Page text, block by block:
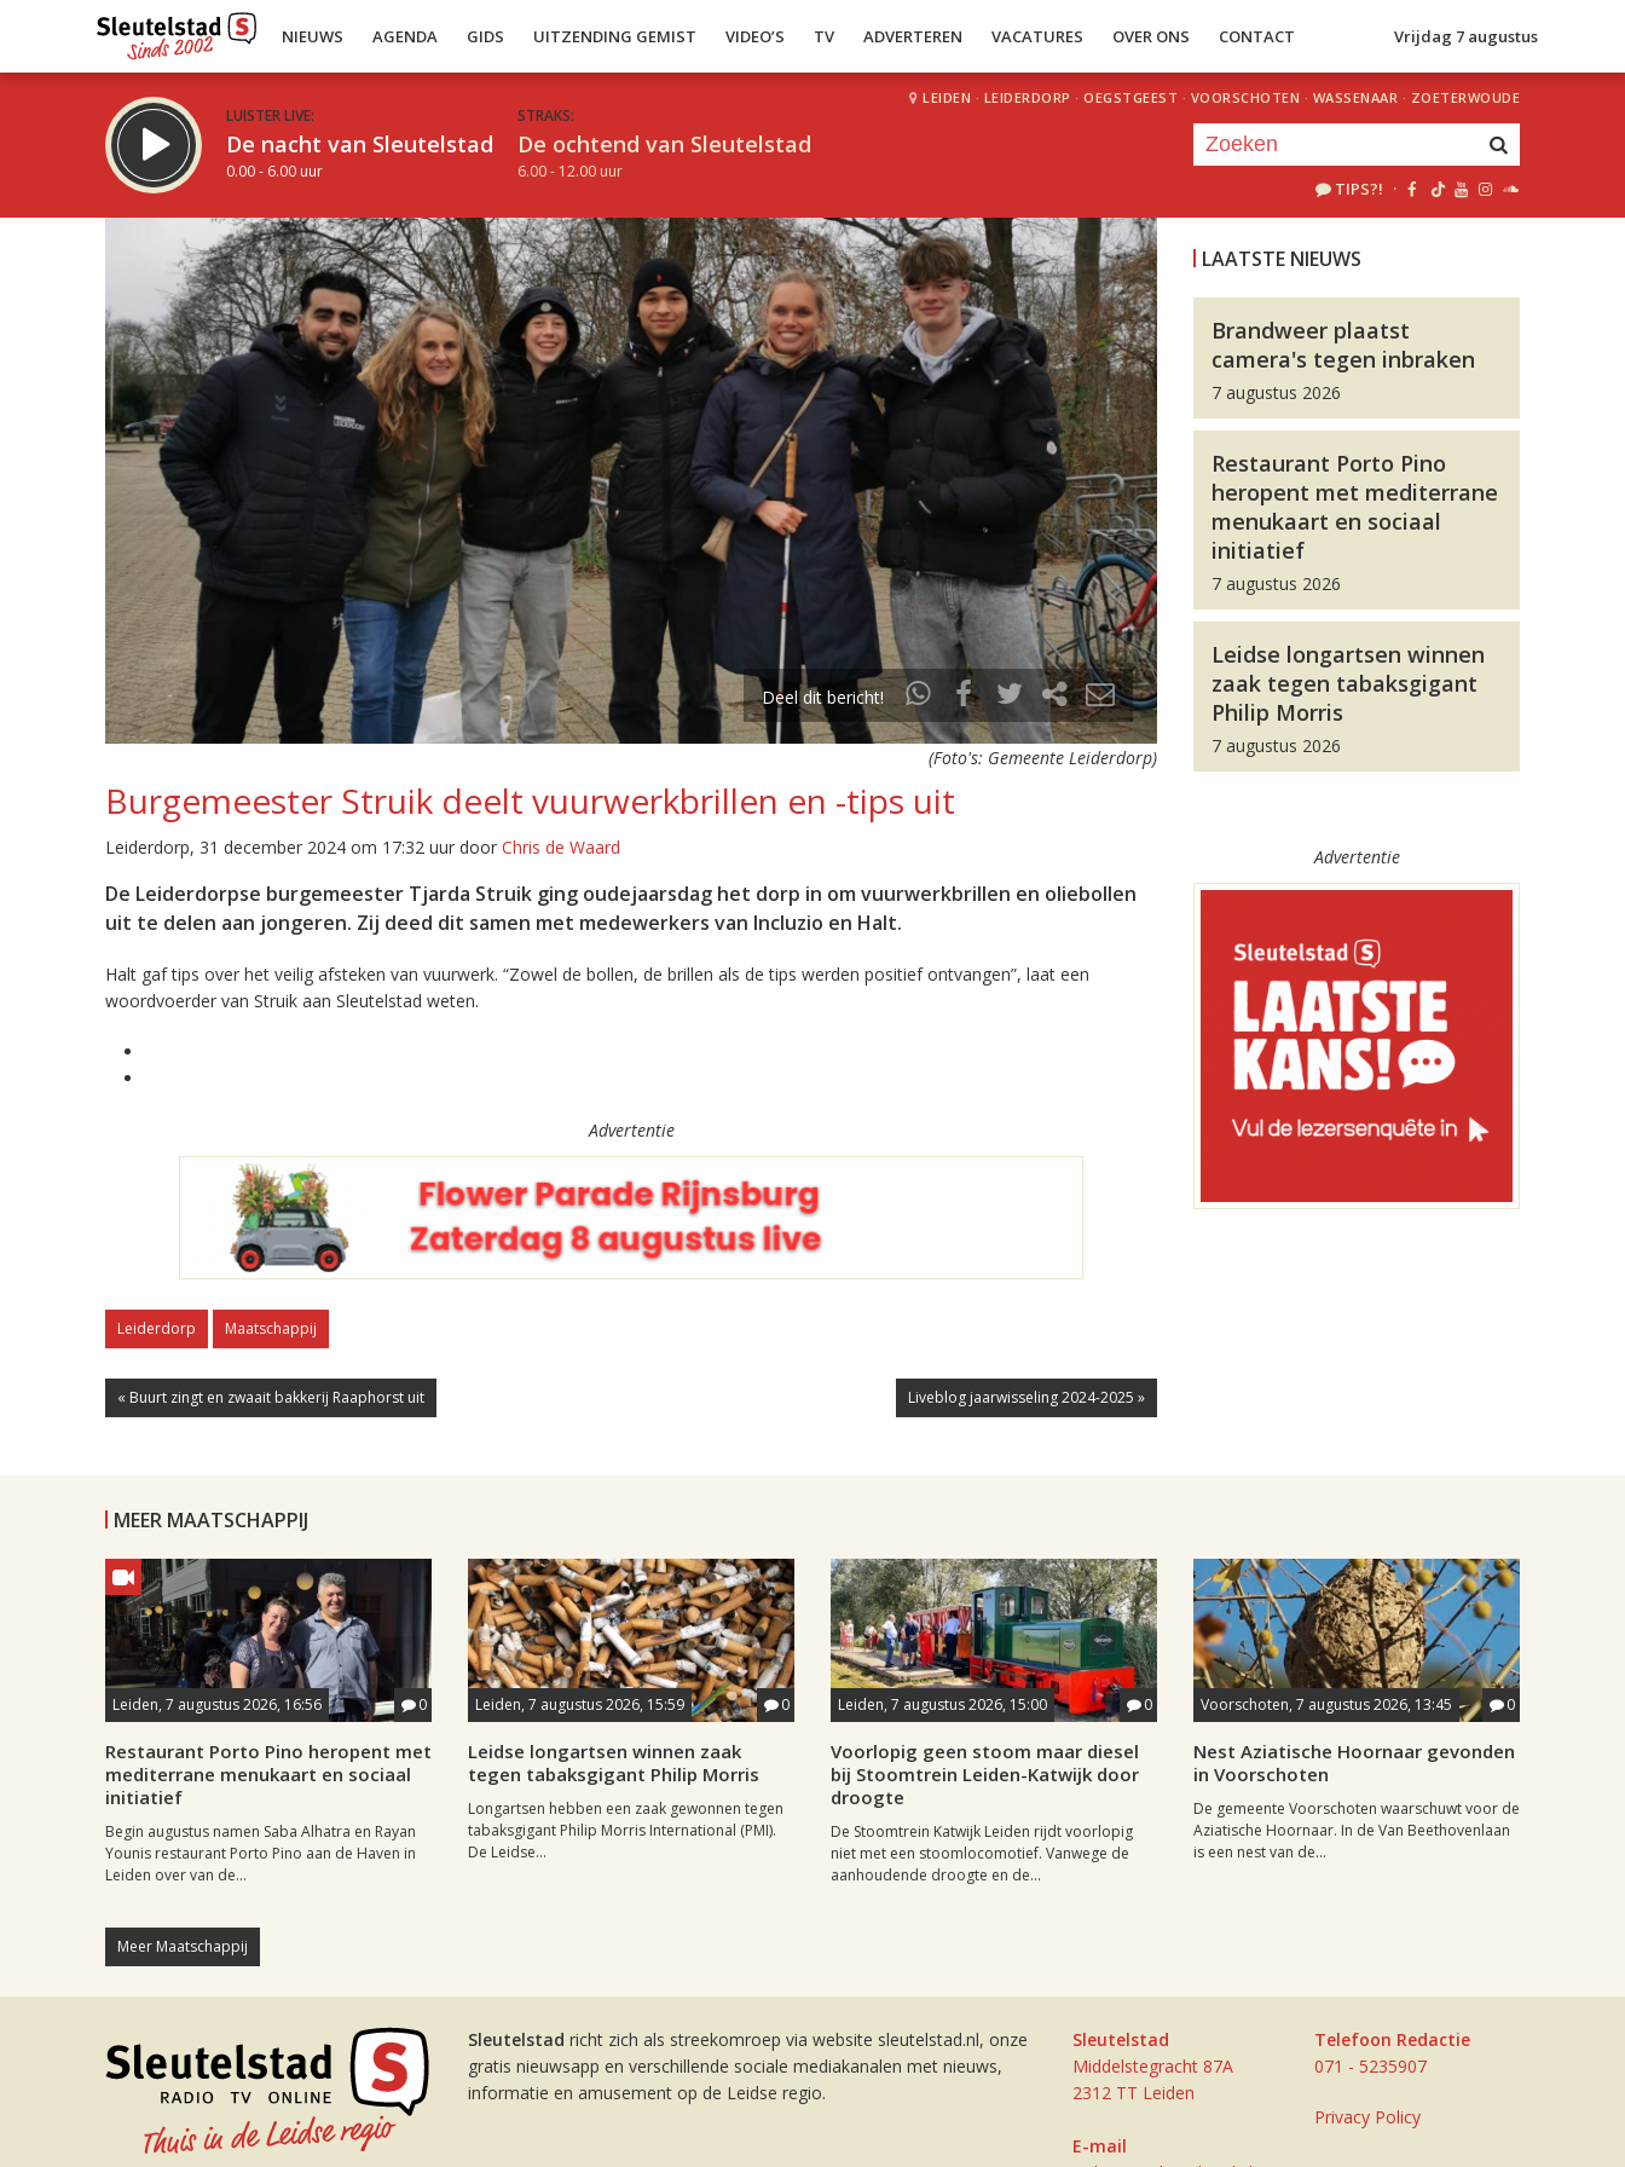
NIEUWS AGENDA GIDS UITZENDING GEMIST VIDEO’S TV ADVERTEREN VACATURES OVER ONS CONTACT Vrijdag 7 augustus
LUISTER LIVE:
De nacht van Sleutelstad
0.00 - 6.00 uur
STRAKS:
De ochtend van Sleutelstad
6.00 - 12.00 uur
LEIDEN · LEIDERDORP · OEGSTGEEST · VOORSCHOTEN · WASSENAAR · ZOETERWOUDE
TIPS?! ·
Inklappen
Deel dit bericht!
(Foto's: Gemeente Leiderdorp)
Burgemeester Struik deelt vuurwerkbrillen en -tips uit
Leiderdorp, 31 december 2024 om 17:32 uur door Chris de Waard
De Leiderdorpse burgemeester Tjarda Struik ging oudejaarsdag het dorp in om vuurwerkbrillen en oliebollen
uit te delen aan jongeren. Zij deed dit samen met medewerkers van Incluzio en Halt.
Halt gaf tips over het veilig afsteken van vuurwerk. “Zowel de bollen, de brillen als de tips werden positief ontvangen”, laat een
woordvoerder van Struik aan Sleutelstad weten.
Advertentie
Leiderdorp Maatschappij
« Buurt zingt en zwaait bakkerij Raaphorst uit Liveblog jaarwisseling 2024-2025 »
LAATSTE NIEUWS
Brandweer plaatst
camera's tegen inbraken
7 augustus 2026
Restaurant Porto Pino
heropent met mediterrane
menukaart en sociaal
initiatief
7 augustus 2026
Leidse longartsen winnen
zaak tegen tabaksgigant
Philip Morris
7 augustus 2026
Advertentie
MEER MAATSCHAPPIJ
Leiden, 7 augustus 2026, 16:56 0
Restaurant Porto Pino heropent met
mediterrane menukaart en sociaal
initiatief
Begin augustus namen Saba Alhatra en Rayan
Younis restaurant Porto Pino aan de Haven in
Leiden over van de...
Leiden, 7 augustus 2026, 15:59 0
Leidse longartsen winnen zaak
tegen tabaksgigant Philip Morris
Longartsen hebben een zaak gewonnen tegen
tabaksgigant Philip Morris International (PMI).
De Leidse...
Leiden, 7 augustus 2026, 15:00 0
Voorlopig geen stoom maar diesel
bij Stoomtrein Leiden-Katwijk door
droogte
De Stoomtrein Katwijk Leiden rijdt voorlopig
niet met een stoomlocomotief. Vanwege de
aanhoudende droogte en de...
Voorschoten, 7 augustus 2026, 13:45 0
Nest Aziatische Hoornaar gevonden
in Voorschoten
De gemeente Voorschoten waarschuwt voor de
Aziatische Hoornaar. In de Van Beethovenlaan
is een nest van de...
Meer Maatschappij
Sleutelstad richt zich als streekomroep via website sleutelstad.nl, onze
gratis nieuwsapp en verschillende sociale mediakanalen met nieuws,
informatie en amusement op de Leidse regio.
Sleutelstad
Middelstegracht 87A
2312 TT Leiden
E-mail
Telefoon Redactie
071 - 5235907
Privacy Policy